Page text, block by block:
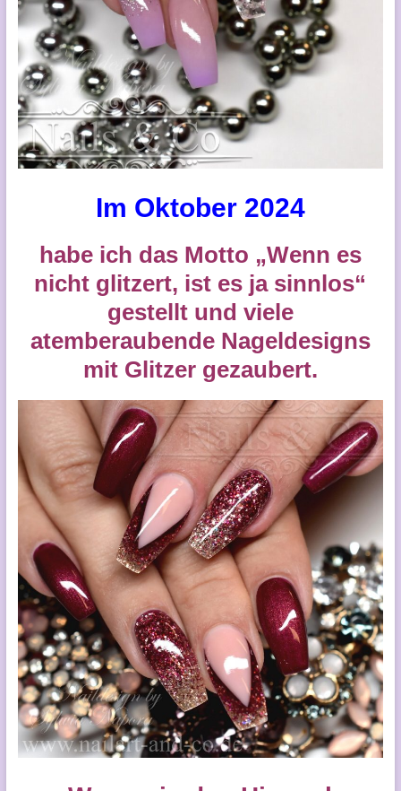
Im Oktober 2024
habe ich das Motto „Wenn es
nicht glitzert, ist es ja sinnlos“
gestellt und viele
atemberaubende Nageldesigns
mit Glitzer gezaubert.